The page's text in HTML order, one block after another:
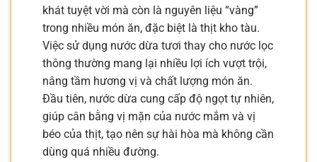
khát tuyệt vời mà còn là nguyên liệu “vàng”
trong nhiều món ăn, đặc biệt là thịt kho tàu.
Việc sử dụng nước dừa tươi thay cho nước lọc
thông thường mang lại nhiều lợi ích vượt trội,
nâng tầm hương vị và chất lượng món ăn.
Đầu tiên, nước dừa cung cấp độ ngọt tự nhiên,
giúp cân bằng vị mặn của nước mắm và vị
béo của thịt, tạo nên sự hài hòa mà không cần
dùng quá nhiều đường.